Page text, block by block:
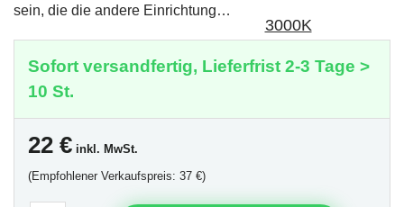
sein, die die andere Einrichtung…
Sofort versandfertig, Lieferfrist 2-3 Tage >
10 St.
22 € inkl. MwSt.
(Empfohlener Verkaufspreis: 37 €)